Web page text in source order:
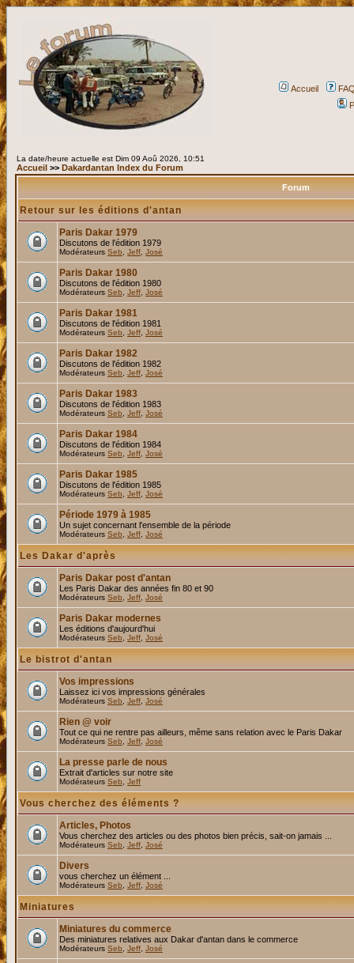
Accueil
La date/heure actuelle est Dim 09 Aoû 2026, 10:51
Accueil >> Dakardantan Index du Forum
Forum
Retour sur les éditions d'antan
Paris Dakar 1979
Discutons de l'édition 1979
Modérateurs Seb Jeff José
Paris Dakar 1980
Discutons de l'édition 1980
Modérateurs Seb Jeff José
Paris Dakar 1981
Discutons de l'édition 1981
Modérateurs Seb Jeff José
Paris Dakar 1982
Discutons de l'édition 1982
Modérateurs Seb Jeff José
Paris Dakar 1983
Discutons de l'édition 1983
Modérateurs Seb Jeff José
Paris Dakar 1984
Discutons de l'édition 1984
Modérateurs Seb Jeff José
Paris Dakar 1985
Discutons de l'édition 1985
Modérateurs Seb Jeff José
Période 1979 à 1985
Un sujet concernant l'ensemble de la période
Modérateurs Seb Jeff José
Les Dakar d'après
Paris Dakar post d'antan
Les Paris Dakar des années fin 80 et 90
Modérateurs Seb Jeff José
Paris Dakar modernes
Les éditions d'aujourd'hui
Modérateurs Seb Jeff José
Le bistrot d'antan
Vos impressions
Laissez ici vos impressions générales
Modérateurs Seb Jeff José
Rien @ voir
Tout ce qui ne rentre pas ailleurs, même sans relation avec le Paris Dakar
Modérateurs Seb Jeff José
La presse parle de nous
Extrait d'articles sur notre site
Modérateurs Seb Jeff
Vous cherchez des éléments ?
Articles, Photos
Vous cherchez des articles ou des photos bien précis, sait-on jamais ...
Modérateurs Seb Jeff José
Divers
vous cherchez un élément ...
Modérateurs Seb Jeff José
Miniatures
Miniatures du commerce
Des miniatures relatives aux Dakar d'antan dans le commerce
Modérateurs Seb Jeff José